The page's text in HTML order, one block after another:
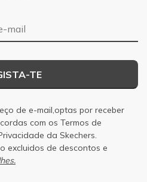
TE
de e-mail,optas por receber
com os Termos de
da Skechers.
excluidos de descontos e